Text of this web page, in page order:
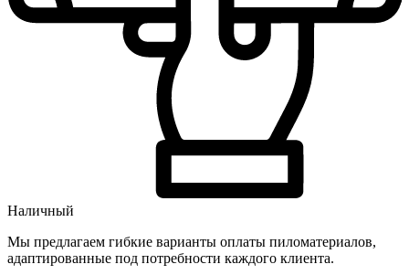
Наличный
Мы предлагаем гибкие варианты оплаты пиломатериалов,
адаптированные под потребности каждого клиента.